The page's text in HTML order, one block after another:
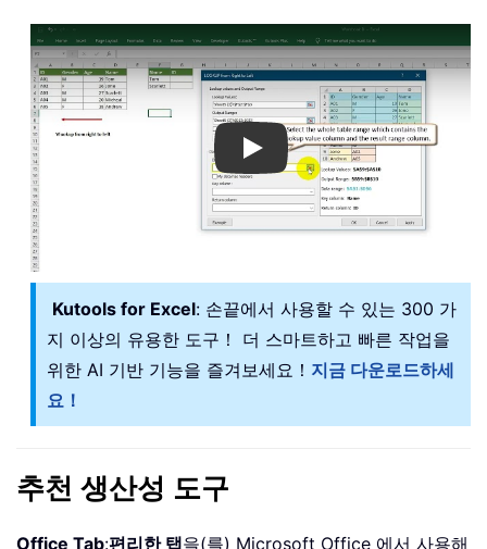
Play
Kutools for Excel: 손끝에서 사용할 수 있는 300 가
지 이상의 유용한 도구！ 더 스마트하고 빠른 작업을
위한 AI 기반 기능을 즐겨보세요！ 지금 다운로드하세
요！
추천 생산성 도구
Office Tab:편리한 탭을(를) Microsoft Office 에서 사용해